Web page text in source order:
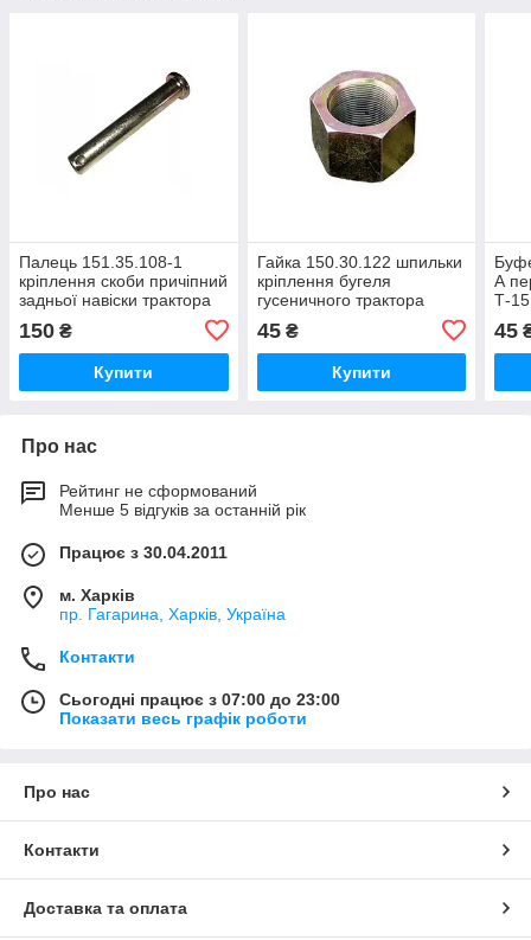
Палець 151.35.108-1
кріплення скоби причіпний
задньої навіски трактора
150 ₴
Купити
Гайка 150.30.122 шпильки
кріплення бугеля
гусеничного трактора
45₴
Купити
А
Т-
45
Про нас
Рейтинг не сформований
Менше 5 відгуків за останній рік
Працює з 30.04.2011
м. Харків
пр. Гагарина, Харків, Україна
Контакти
Сьогодні працює з 07:00 до 23:00
Показати весь графік роботи
Про нас
Контакти
Доставка та оплата